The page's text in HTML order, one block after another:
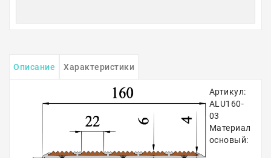
Описание Характеристики
Артикул:
ALU160-
03
Материал
основый: